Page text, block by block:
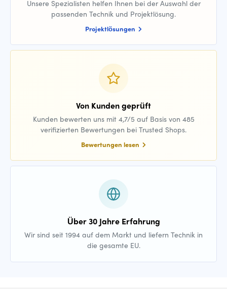
Unsere Spezialisten helfen Ihnen bei der Auswahl der
passenden Technik und Projektlösung.
Projektlösungen
Von Kunden geprüft
Kunden bewerten uns mit 4,7/5 auf Basis von 485
verifizierten Bewertungen bei Trusted Shops.
Bewertungen lesen
Über 30 Jahre Erfahrung
Wir sind seit 1994 auf dem Markt und liefern Technik in
die gesamte EU.